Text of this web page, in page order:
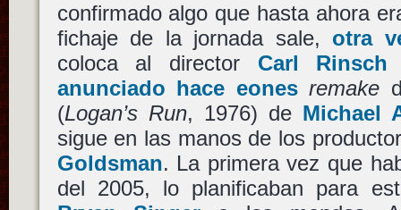
confirmado algo que hasta ahora
fichaje de la jornada sale, otra
coloca al director Carl Rinsch
anunciado hace eones remake
(Logan’s Run, 1976) de Michael
sigue en las manos de los
Goldsman. La primera vez que
del 2005, lo planificaban para